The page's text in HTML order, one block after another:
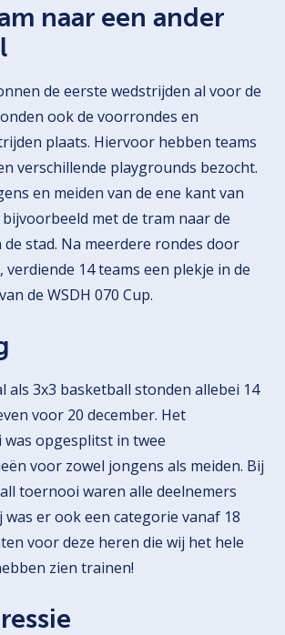
naar een ander
de eerste wedstrijden al voor de
ook de voorrondes en
plaats. Hiervoor hebben teams
verschillende playgrounds bezocht.
en meiden van de ene kant van
met de tram naar de
stad. Na meerdere rondes door
verdiende 14 teams een plekje in de
de WSDH 070 Cup.
als 3x3 basketball stonden allebei 14
voor 20 december. Het
opgesplitst in twee
voor zowel jongens als meiden. Bij
toernooi waren alle deelnemers
was er ook een categorie vanaf 18
voor deze heren die wij het hele
zien trainen!